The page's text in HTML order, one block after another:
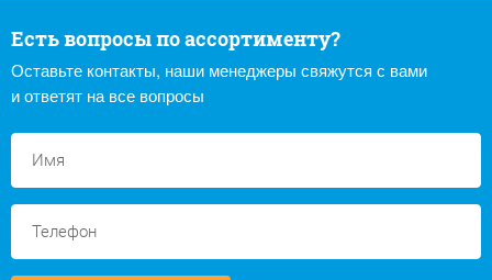
Есть вопросы по ассортименту?
Оставьте контакты, наши менеджеры свяжутся с вами
и ответят на все вопросы